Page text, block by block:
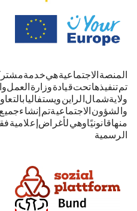
المنصة الاجتماعية هي خدمة
تم تنفيذها تحت قيادة وزارة
ولاية شمال الراين-ويستفاليا
والشؤون الاجتماعية. تم إنشاء جميع
منها قانونيًا وهي لأغراض إعلامية
الرسمية.